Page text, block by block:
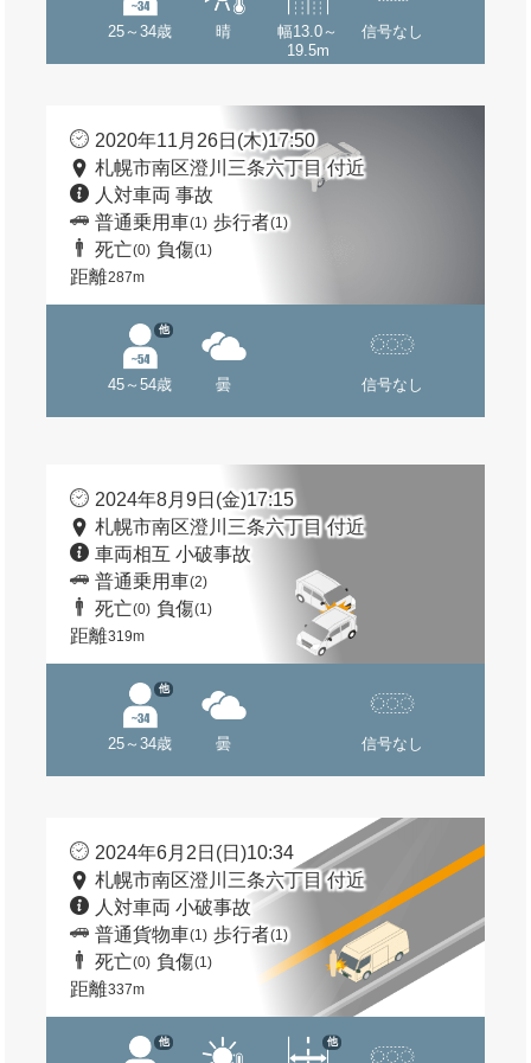
25～34歳 晴
幅13.0～
19.5m
信号なし
2020年11月26日(木)17:50
札幌市南区澄川三条六丁目 付近
人対車両 事故
普通乗用車(1) 歩行者(1)
死亡(0) 負傷(1)
距離287m
45～54歳
他
曇 信号なし
2024年8月9日(金)17:15
札幌市南区澄川三条六丁目 付近
車両相互 小破事故
普通乗用車(2)
死亡(0) 負傷(1)
距離319m
25～34歳
他
曇 信号なし
2024年6月2日(日)10:34
札幌市南区澄川三条六丁目 付近
人対車両 小破事故
普通貨物車(1) 歩行者(1)
死亡(0) 負傷(1)
距離337m
他 他